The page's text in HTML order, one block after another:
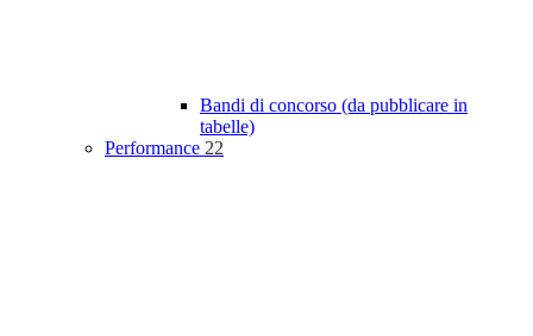
Bandi di concorso (da pubblicare in
tabelle)
Performance 22